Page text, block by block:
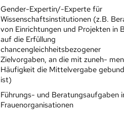
Gender-Expertin/-Experte für
Wissenschaftsinstitutionen (z.B.
von Einrichtungen und Projekten in
auf die Erfüllung
chancengleichheitsbezogener
Zielvorgaben, an die mit zuneh-
Häufigkeit die Mittelvergabe
ist)
Führungs- und Beratungsaufgaben
Frauenorganisationen